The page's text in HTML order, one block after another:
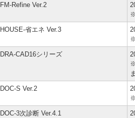
FM-Refine Ver.2
HOUSE-省エネ Ver.3
DRA-CAD16シリーズ
DOC-S Ver.2
DOC-3次診断 Ver.4.1